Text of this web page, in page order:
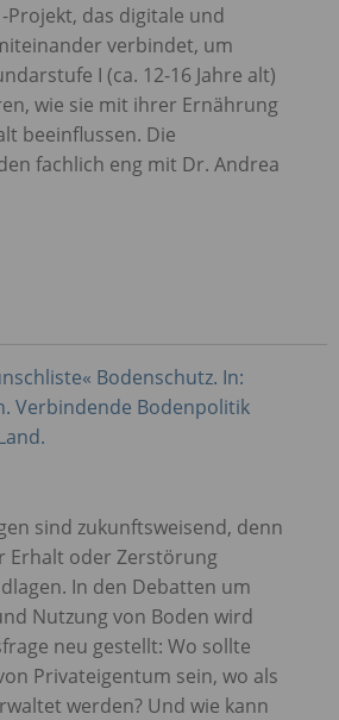
das digitale und
verbindet, um
I (ca. 12-16 Jahre alt)
wie sie mit ihrer Ernährung
beeinflussen. Die
fachlich eng mit Dr. Andrea
Bodenschutz. In:
Verbindende Bodenpolitik
sind zukunftsweisend, denn
Erhalt oder Zerstörung
In den Debatten um
Nutzung von Boden wird
neu gestellt: Wo sollte
Privateigentum sein, wo als
werden? Und wie kann